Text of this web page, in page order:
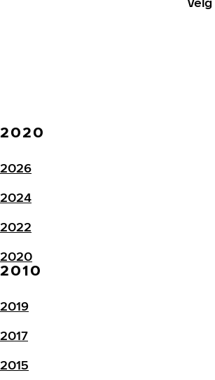
2020
2026
2024
2022
2020
2010
2019
2017
2015